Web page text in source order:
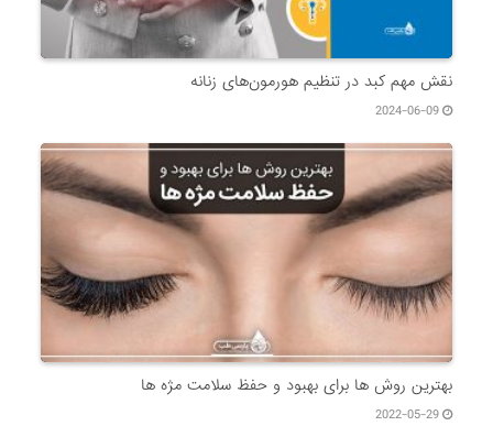
نقش مهم کبد در تنظیم هورمون‌های زنانه
2024-06-09
بهترین روش ها برای بهبود و حفظ سلامت مژه ها
2022-05-29